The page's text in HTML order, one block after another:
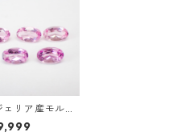
リア産モルガ
オーバル 5mm
後